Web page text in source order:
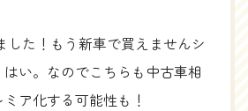
した！もう新車で買えませんシ
い。なのでこちらも中古車相
ア化する可能性も！